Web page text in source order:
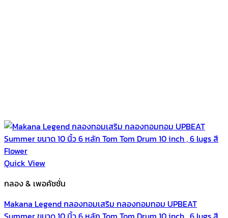
Quick View
กลอง & เพอคัชชั่น
Makana Legend กลองทอมเสริม กลองทอมทอม UPBEAT